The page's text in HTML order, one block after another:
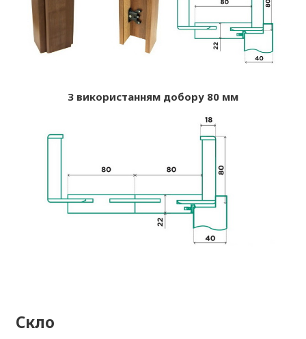
З використанням добору 80 мм
Скло